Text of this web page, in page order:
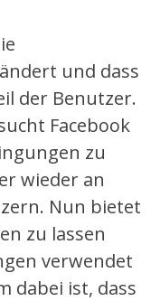
und dass
der Benutzer.
Facebook
zu
wieder an
Nun bietet
zu lassen
verwendet
dabei ist, dass